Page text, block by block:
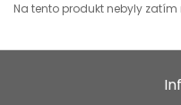
Na tento produkt nebyly